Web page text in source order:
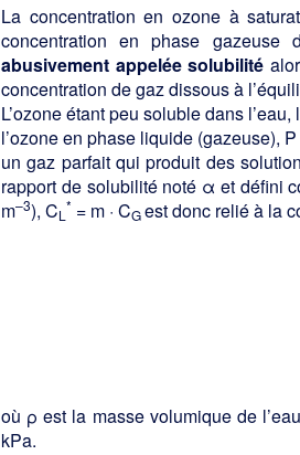
La concentration en ozone à
concentration en phase gazeuse
abusivement appelée solubilité
concentration de gaz dissous à
L’ozone étant peu soluble dans
l’ozone en phase liquide (gazeuse),
un gaz parfait qui produit des
rapport de solubilité noté α et défini
m–3), CL
* = m · CGest donc relié à la
où ρ est la masse volumique de
kPa.